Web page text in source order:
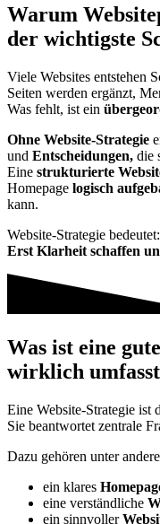
Warum
der wichtigste
Viele Websites entstehen
Seiten werden ergänzt,
Was fehlt, ist ein
Ohne Website-Strategie
und Entscheidungen, die
Eine strukturierte
Homepage logisch
kann.
Website-Strategie bedeutet:
Erst Klarheit schaffen
Was ist eine
wirklich umfasst
Eine Website-Strategie ist
Sie beantwortet zentrale
Dazu gehören unter
ein klares
eine verständliche
ein sinnvoller